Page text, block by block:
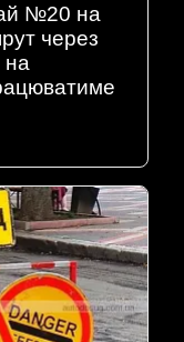
№20 на
через
на